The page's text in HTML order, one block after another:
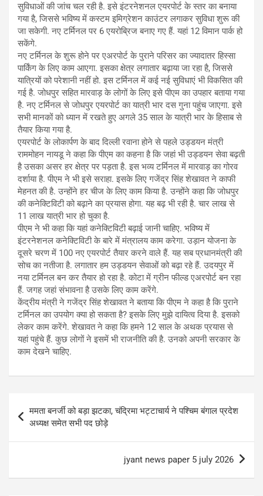
सुविधाओं की जांच चल रही है. इसे इंटरनेशनल एयरपोर्ट के स्तर का बनाया
गया है, जिससे भविष्य में कस्टम इमिग्रेशन काउंटर लगाकर सुविधा शुरू की
जा सकेगी. नए टर्मिनल पर 6 एयरोब्रिज बनाए गए हैं. यहां 12 विमान पार्क हो
सकेंगे.
नए टर्मिनल के शुरू होने पर एअरपोर्ट के पुराने परिसर का ज्यादातर हिस्सा
पार्किंग के लिए काम आएगा. इसका क्षेत्र लगातार बढ़ाया जा रहा है, जिससे
यात्रियों को परेशानी नहीं हो. इस टर्मिनल में कई नई सुविधाएं भी विकसित की
गई है. जोधपुर सहित मारवाड़ के लोगों के लिए इसे पीएम का उपहार बताया गया
है. नए टर्मिनल से जोधपुर एयरपोर्ट का यात्री भार दस गुना पहुंच जाएगा. इसे
सभी मानकों को ध्यान में रखते हुए अगले 35 साल के यात्री भार के हिसाब से
तैयार किया गया है.
एयरपोर्ट के लोकार्पण के बाद दिल्ली रवाना होने से पहले उड्डयन मंत्री
राममोहन नायडू ने कहा कि पीएम का कहना है कि जहां भी उड्डयन सेवा बढ़ती
है उसका असर हर क्षेत्र पर पड़ता है. इस भव्य टर्मिनल में मारवाड़ का गोरव
दर्शाया है. पीएम ने भी इसे सराहा. इसके लिए गजेंद्र सिंह शेखावत ने काफी
मेहनत की है. उन्होंने हर चीज के लिए काम किया है. उन्होंने कहा कि जोधपुर
की कनेक्टिविटी को बढ़ाने का प्रयास होगा. यह बढ़ भी रही है. चार लाख से
11 लाख यात्री भार हो चुका है.
पीएम ने भी कहा कि यहां कनेक्टिविटी बढ़ाई जानी चाहिए. भविष्य में
इंटरनेशनल कनेक्टिविटी के बारे में मंत्रालय काम करेगा. उड़ान योजना के
दूसरे चरण में 100 नए एयरपोर्ट तैयार करने वाले हैं. यह सब प्रधानमंत्री की
सोच का नतीजा है. लगातार हम उड्डयन सेवाओं को बढ़ा रहे हैं. उदयपुर में
नया टर्मिनल बन कर तैयार हो रहा है. कोटा में ग्रीन फील्ड एअरपोर्ट बन रहा
हैं. जगह जहां संभावना है उसके लिए काम करेंगे.
केंद्रीय मंत्री ने गजेंद्र सिंह शेखावत ने बताया कि पीएम ने कहा है कि पुराने
टर्मिनल का उपयोग क्या हो सकता है? इसके लिए मुझे दायित्व दिया है. इसको
लेकर काम करेंगे. शेखावत ने कहा कि हमने 12 साल के अथक प्रयास से
यहां पहुंचे हैं. कुछ लोगों ने इसमें भी राजनीति की है. उनको अपनी सरकार के
काम देखने चाहिए.
navigation
ममता बनर्जी को बड़ा झटका, चंद्रिमा भट्टाचार्य ने पश्चिम बंगाल प्रदेश
अध्यक्ष समेत सभी पद छोड़े
jyant news paper 5 july 2026